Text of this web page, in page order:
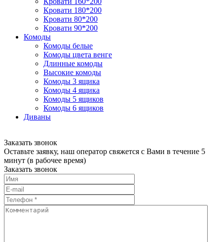
Кровати 180*200
Кровати 80*200
Кровати 90*200
Комоды
Комоды белые
Комоды цвета венге
Длинные комоды
Высокие комоды
Комоды 3 ящика
Комоды 4 ящика
Комоды 5 ящиков
Комоды 6 ящиков
Диваны
Заказать звонок
Оставьте заявку, наш оператор свяжется с Вами в течение 5
минут (в рабочее время)
Заказать звонок